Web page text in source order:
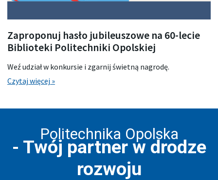
Zaproponuj hasło jubileuszowe na 60-lecie
Biblioteki Politechniki Opolskiej
Weź udział w konkursie i zgarnij świetną nagrodę.
Czytaj więcej »
Politechnika Opolska
- Twój partner w drodze
rozwoju